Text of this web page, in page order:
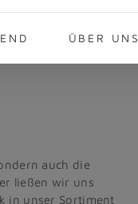
ÜBER UNS
auch die
ließen wir uns
in unser Sortiment